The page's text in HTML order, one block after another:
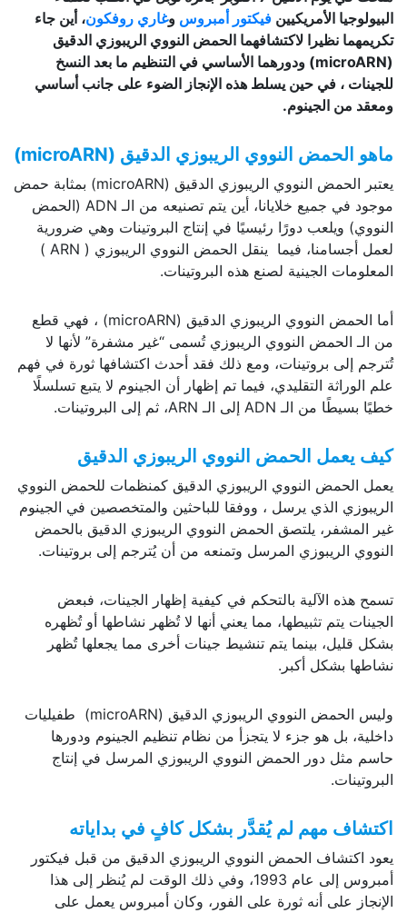
البيولوجيا الأمريكيين فيكتور أمبروس وغاري روفكون، أين جاء
تكريمهما نظيرا لاكتشافهما الحمض النووي الريبوزي الدقيق
(microARN) ودورهما الأساسي في التنظيم ما بعد النسخ
للجينات ، في حين يسلط هذه الإنجاز الضوء على جانب أساسي
ومعقد من الجينوم.
ماهو الحمض النووي الريبوزي الدقيق (microARN
)
يعتبر الحمض النووي الريبوزي الدقيق (microARN) بمثابة حمض
موجود في جميع خلايانا، أين يتم تصنيعه من الـ ADN (الحمض
النووي) ويلعب دورًا رئيسيًا في إنتاج البروتينات وهي ضرورية
لعمل أجسامنا، فيما ينقل الحمض النووي الريبوزي ( ARN )
المعلومات الجينية لصنع هذه البروتينات.
أما الحمض النووي الريبوزي الدقيق (microARN) ، فهي قطع
من الـ الحمض النووي الريبوزي تُسمى “غير مشفرة” لأنها لا
تُترجم إلى بروتينات، ومع ذلك فقد أحدث اكتشافها ثورة في فهم
علم الوراثة التقليدي، فيما تم إظهار أن الجينوم لا يتبع تسلسلًا
خطيًا بسيطًا من الـ ADN إلى الـ ARN، ثم إلى البروتينات.
كيف يعمل الحمض النووي الريبوزي الدقيق
يعمل الحمض النووي الريبوزي الدقيق كمنظمات للحمض النووي
الريبوزي الذي يرسل ، ووفقا للباحثين والمتخصصين في الجينوم
غير المشفر، يلتصق الحمض النووي الريبوزي الدقيق بالحمض
النووي الريبوزي المرسل وتمنعه من أن يُترجم إلى بروتينات.
تسمح هذه الآلية بالتحكم في كيفية إظهار الجينات، فبعض
الجينات يتم تثبيطها، مما يعني أنها لا تُظهر نشاطها أو تُظهره
بشكل قليل، بينما يتم تنشيط جينات أخرى مما يجعلها تُظهر
نشاطها بشكل أكبر.
وليس الحمض النووي الريبوزي الدقيق (microARN) طفيليات
داخلية، بل هو جزء لا يتجزأ من نظام تنظيم الجينوم ودورها
حاسم مثل دور الحمض النووي الريبوزي المرسل في إنتاج
البروتينات.
اكتشاف مهم لم يُقدَّر بشكل كافٍ في بداياته
يعود اكتشاف الحمض النووي الريبوزي الدقيق من قبل فيكتور
أمبروس إلى عام 1993، وفي ذلك الوقت لم يُنظر إلى هذا
الإنجاز على أنه ثورة على الفور، وكان أمبروس يعمل على